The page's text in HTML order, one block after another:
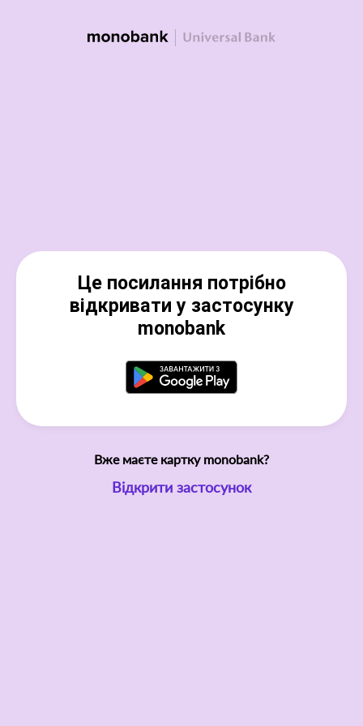
Це посилання потрібно
відкривати у застосунку
monobank
Вже маєте картку monobank?
Відкрити застосунок